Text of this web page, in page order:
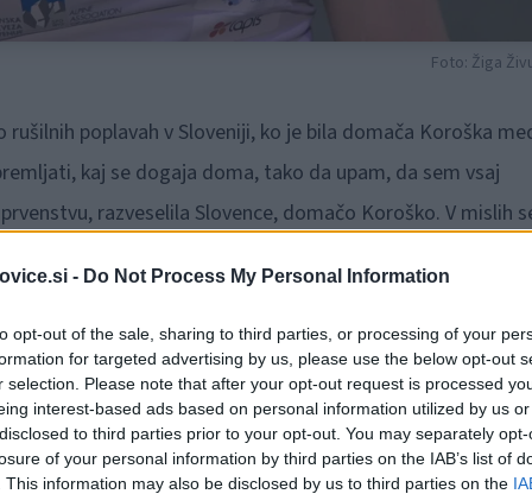
- Do Not Process My Personal Information
opt-out of the sale, sharing to third parties, or processing of your
for targeted advertising by us, please use the below opt-out
selection. Please note that after your opt-out request is processed
interest-based ads based on personal information utilized by us
to third parties prior to your opt-out. You may separately
of your personal information by third parties on the IAB’s list of
This information may also be disclosed by us to third parties on the
Foto: Žiga
poplavah v Sloveniji, ko je bila domača Koroška
kaj se dogaja doma, tako da upam, da sem vsaj
razveselila Slovence, domačo Koroško. V mislih
si, da bi pomagala, tako da upam, da čim prej pridem
je sploh lahko nastopila v novi olimpijski disciplini, se je
je v prvem tednu prvenstva naredila kot zmagovalka
teden sledile še preizkušnje polfinala in finala